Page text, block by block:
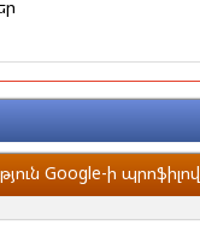
ի պրոֆիլով
Google-ի պրոֆիլով